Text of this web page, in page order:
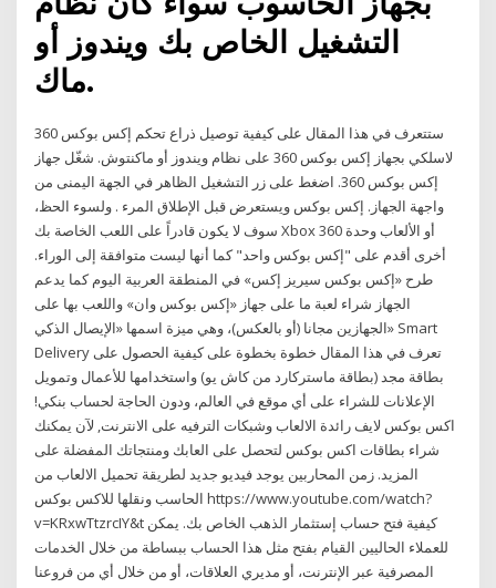
التشغيل الخاص بك ويندوز أو
ماك.
ستتعرف في هذا المقال على كيفية توصيل ذراع تحكم إكس بوكس 360
لاسلكي بجهاز إكس بوكس 360 على نظام ويندوز أو ماكنتوش. شغّل جهاز
إكس بوكس 360. اضغط على زر التشغيل الظاهر في الجهة اليمنى من
واجهة الجهاز. إكس بوكس ويستعرض قبل الإطلاق المرء . ولسوء الحظ،
سوف لا يكون قادراً على اللعب الخاصة بك Xbox 360 أو الألعاب وحدة
أخرى أقدم على "إكس بوكس واحد" كما أنها ليست متوافقة إلى الوراء.
طرح «إكس بوكس سيريز إكس» في المنطقة العربية اليوم كما يدعم
الجهاز شراء لعبة ما على جهاز «إكس بوكس وان» واللعب بها على
الجهازين مجانا (أو بالعكس)، وهي ميزة اسمها «الإيصال الذكي» Smart
Delivery تعرف في هذا المقال خطوة بخطوة على كيفية الحصول على
بطاقة مجد (بطاقة ماستركارد من كاش يو) واستخدامها للأعمال وتمويل
الإعلانات للشراء على أي موقع في العالم، ودون الحاجة لحساب بنكي!
اكس بوكس لايف رائدة الالعاب وشبكات الترفيه على الانترنت, لآن يمكنك
شراء بطاقات اكس بوكس لتحصل على العابك ومنتجاتك المفضلة على
المزيد. زمن المحاربين يوجد فيديو جديد لطريقة تحميل الالعاب من
الحاسب ونقلها للاكس بوكس https://www.youtube.com/watch?
v=KRxwTtzrcIY&t كيفية فتح حساب إستثمار الذهب الخاص بك. يمكن
للعملاء الحاليين القيام بفتح مثل هذا الحساب ببساطة من خلال الخدمات
المصرفية عبر الإنترنت، أو مديري العلاقات، أو من خلال أي من فروعنا